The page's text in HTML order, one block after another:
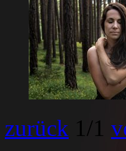
zurück 1 /1